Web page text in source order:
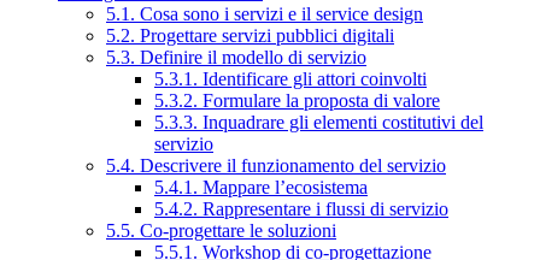
5.1. Cosa sono i servizi e il service design
5.2. Progettare servizi pubblici digitali
5.3. Definire il modello di servizio
5.3.1. Identificare gli attori coinvolti
5.3.2. Formulare la proposta di valore
5.3.3. Inquadrare gli elementi costitutivi del
servizio
5.4. Descrivere il funzionamento del servizio
5.4.1. Mappare l’ecosistema
5.4.2. Rappresentare i flussi di servizio
5.5. Co-progettare le soluzioni
5.5.1. Workshop di co-progettazione